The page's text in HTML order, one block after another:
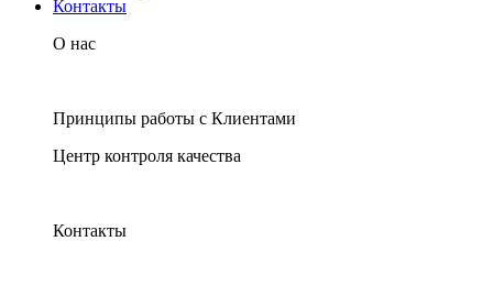
Контакты
О нас
Принципы работы с Клиентами
Центр контроля качества
Контакты